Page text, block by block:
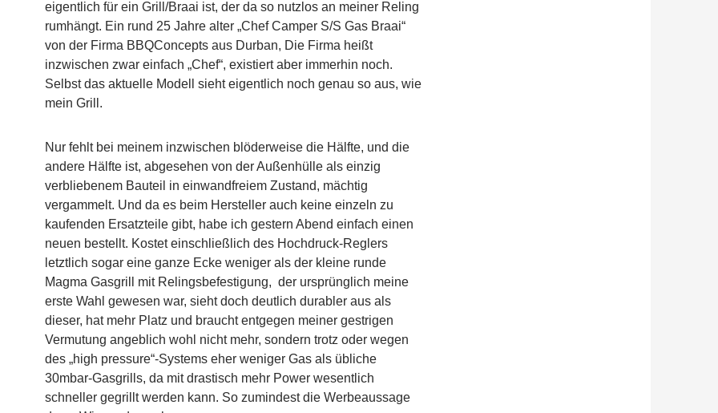
eigentlich für ein Grill/Braai ist, der da so nutzlos an meiner Reling
rumhängt. Ein rund 25 Jahre alter „Chef Camper S/S Gas Braai“
von der Firma BBQConcepts aus Durban, Die Firma heißt
inzwischen zwar einfach „Chef“, existiert aber immerhin noch.
Selbst das aktuelle Modell sieht eigentlich noch genau so aus, wie
mein Grill.
Nur fehlt bei meinem inzwischen blöderweise die Hälfte, und die
andere Hälfte ist, abgesehen von der Außenhülle als einzig
verbliebenem Bauteil in einwandfreiem Zustand, mächtig
vergammelt. Und da es beim Hersteller auch keine einzeln zu
kaufenden Ersatzteile gibt, habe ich gestern Abend einfach einen
neuen bestellt. Kostet einschließlich des Hochdruck-Reglers
letztlich sogar eine ganze Ecke weniger als der kleine runde
Magma Gasgrill mit Relingsbefestigung, der ursprünglich meine
erste Wahl gewesen war, sieht doch deutlich durabler aus als
dieser, hat mehr Platz und braucht entgegen meiner gestrigen
Vermutung angeblich wohl nicht mehr, sondern trotz oder wegen
des „high pressure“-Systems eher weniger Gas als übliche
30mbar-Gasgrills, da mit drastisch mehr Power wesentlich
schneller gegrillt werden kann. So zumindest die Werbeaussage